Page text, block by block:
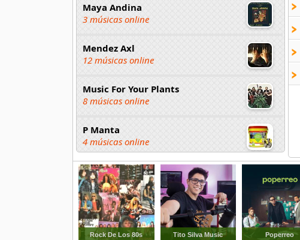
Maya Andina
3 músicas online
Mendez Axl
12 músicas online
Music For Your Plants
8 músicas online
P Manta
4 músicas online
Quillapas
4 músicas online
Raul Di Blasio
49 músicas online
Rock De Los 80s Tito Silva Music Poperreo